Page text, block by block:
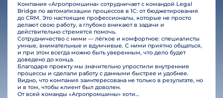
Компания «Агропромшина» сотрудничает с командой Legal
Bridge по автоматизации процессов в 1С: от бюджетирования
до CRM. Это настоящие профессионалы, которые не просто
делают свою работу, а глубоко вникают в задачи и
действительно стремятся помочь.
Сотрудничество с ними — лёгкое и комфортное: специалисты
умные, внимательные и вдумчивые. С ними приятно общаться,
и при этом всегда можно быть уверенным, что дело будет
доведено до конца.
Благодаря проекту мы значительно упростили внутренние
процессы и сделали работу с данными быстрее и удобнее.
Видно, что компания заинтересована не только в результате, но
и в том, чтобы клиент был доволен.
От всей команды «Агропромшины» хотим поблагодарить специалистов Legal Bridge за отличную работу и человеческое отношение.…